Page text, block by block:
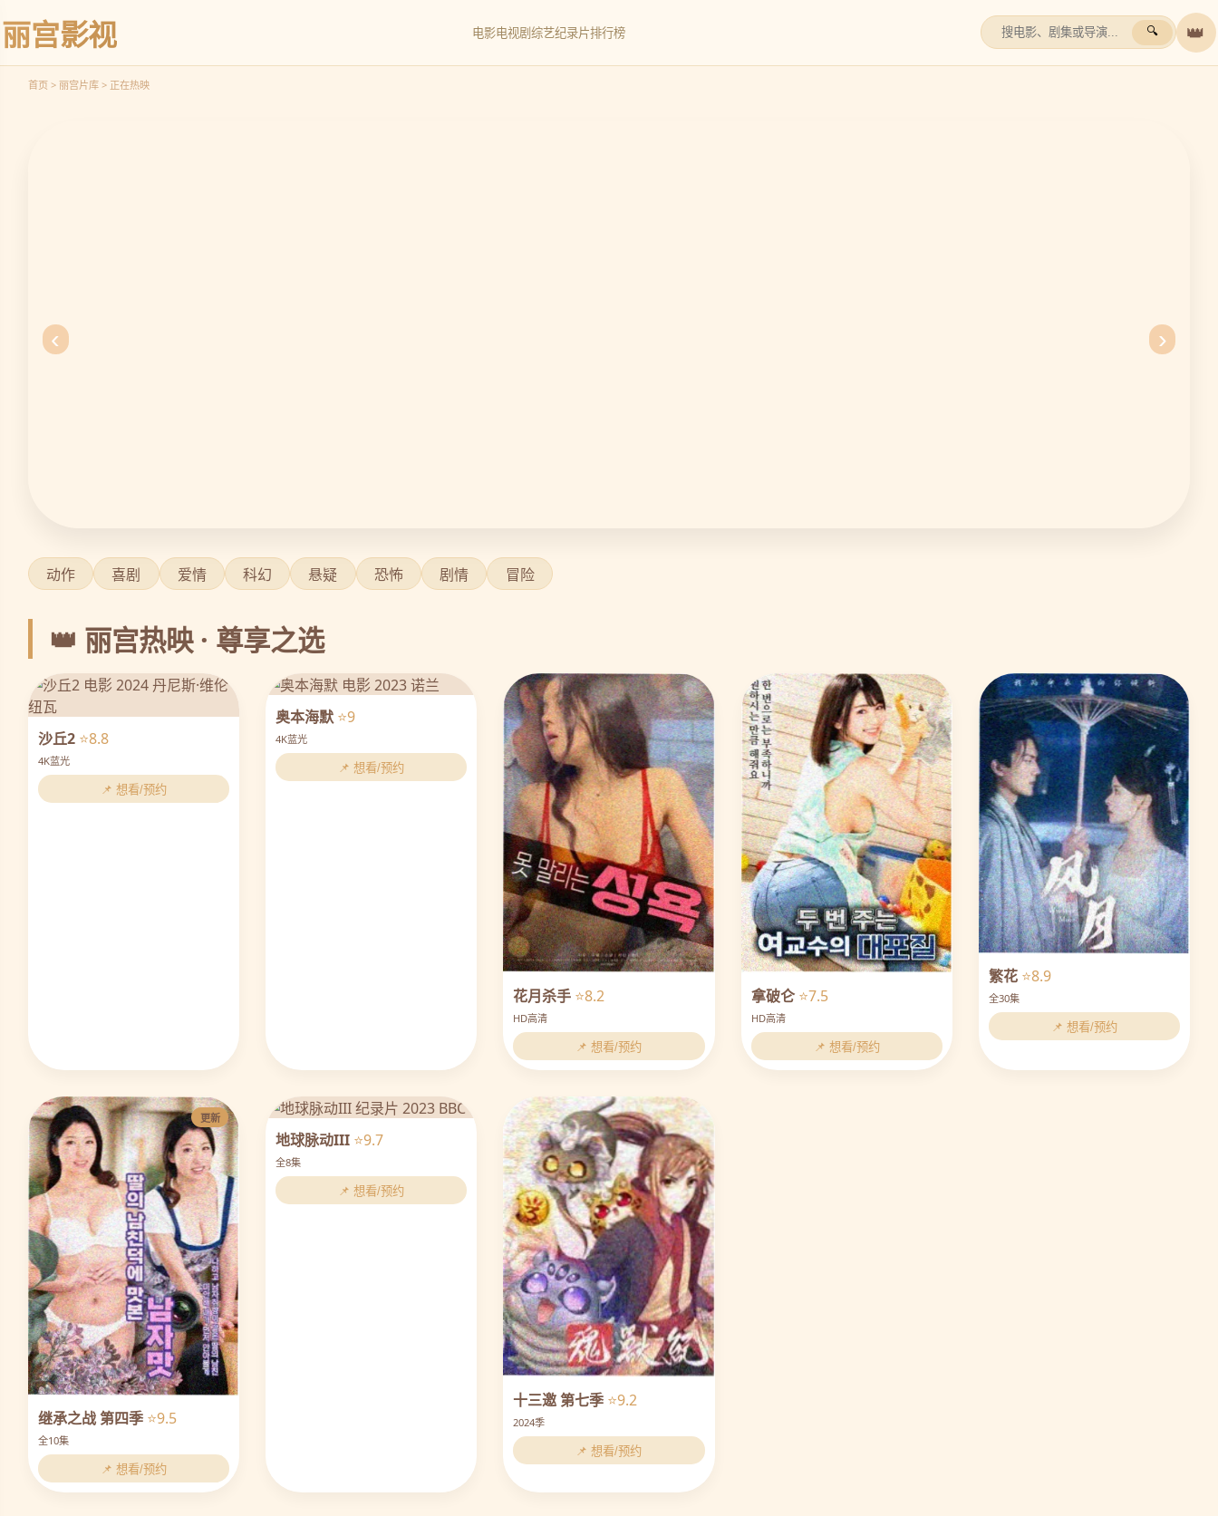
丽宫影视 电影电视剧 综艺纪录片排行榜 🔍 👑
首页 > 丽宫片库 > 正在热映
立
即
观
看
‹ ›
动作 喜剧 爱情 科幻 悬疑 恐怖 剧情 冒险
👑 丽宫热映 · 尊享之选
沙丘2 ⭐8.8
4K蓝光
📌 想看/预约
奥本海默 ⭐9
4K蓝光
📌 想看/预约
花月杀手 ⭐8.2
HD高清
📌 想看/预约
拿破仑 ⭐7.5
HD高清
📌 想看/预约
繁花 ⭐8.9
全30集
📌 想看/预约
更新
继承之战 第四季 ⭐9.5
全10集
📌 想看/预约
地球脉动III ⭐9.7
全8集
📌 想看/预约
十三邀 第七季 ⭐9.2
2024季
📌 想看/预约